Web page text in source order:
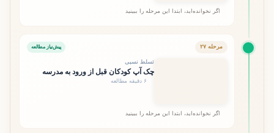
اگر نخوانده‌اید، ابتدا این مرحله را ببینید
مرحله ۲۷ پیش‌نیاز مطالعه
تسلط نسبی
چک آپ کودکان قبل از ورود به مدرسه
۶ دقیقه مطالعه
اگر نخوانده‌اید، ابتدا این مرحله را ببینید